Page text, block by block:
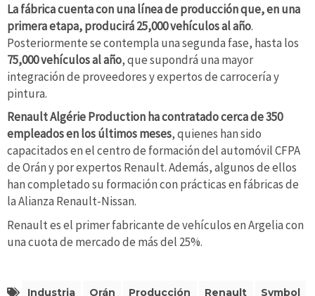
La fábrica cuenta con una línea de producción que, en una
primera etapa, producirá 25,000 vehículos al año.
Posteriormente se contempla una segunda fase, hasta los
75,000 vehículos al año, que supondrá una mayor
integración de proveedores y expertos de carrocería y
pintura.
Renault Algérie Productionha contratado cerca de 350
empleados en los últimos meses, quienes han sido
capacitados en el centro de formación del automóvil CFPA
de Orán y por expertos Renault. Además, algunos de ellos
han completado su formación con prácticas en fábricas de
la Alianza Renault-Nissan.
Renault es el primer fabricante de vehículos en Argelia con
una cuota de mercado de más del 25%.
Industria Orán Producción Renault Symbol